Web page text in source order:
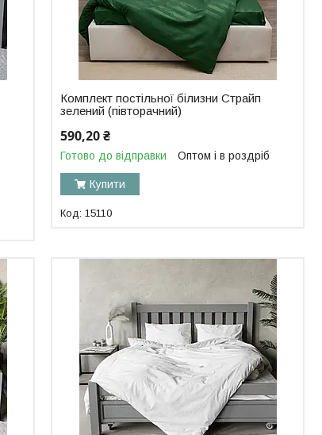
Комплект постільної білизни Страйп
зелений (півторачний)
590,20 ₴
Готово до відправки Оптом і в роздріб
Купити
15110